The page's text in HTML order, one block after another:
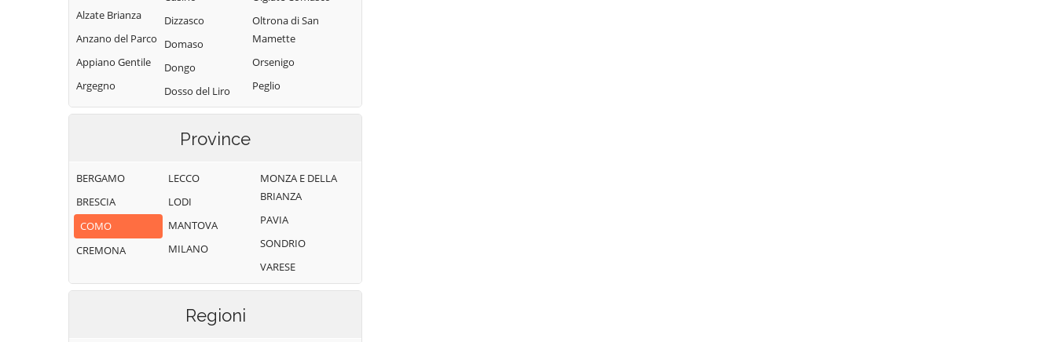
Alzate Brianza
Anzano del Parco
Appiano Gentile
Argegno
Arosio
Bellagio
Bene Lario
Beregazzo con
Figliaro
Bizzarone
Dizzasco
Domaso
Dongo
Dosso del Liro
Erba
Eupilio
Faloppio
Fenegrò
Figino Serenza
Fino Mornasco
Grandate
Oltrona di San
Mamette
Orsenigo
Peglio
Pianello del Lario
Pognana Lario
Ponna
Ponte Lambro
Porlezza
Proserpio
Province
BERGAMO
BRESCIA
COMO
CREMONA
LECCO
LODI
MANTOVA
MILANO
MONZA E DELLA
BRIANZA
PAVIA
SONDRIO
VARESE
Regioni